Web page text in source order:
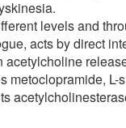
levels and
acts by direct